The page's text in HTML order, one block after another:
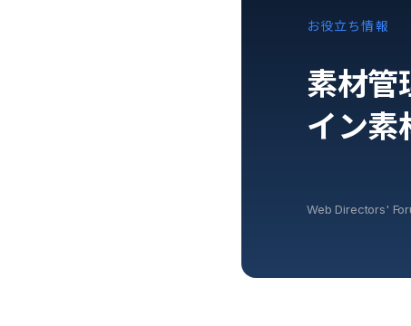
お役立ち情報
素材管
イン素
Web Directors'